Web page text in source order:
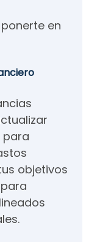
en
para
objetivos